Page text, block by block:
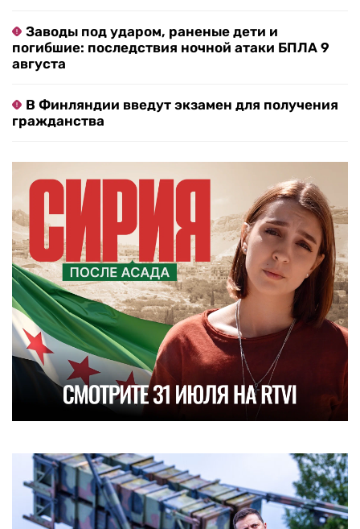
Заводы под ударом, раненые дети и
погибшие: последствия ночной атаки БПЛА 9
августа
В Финляндии введут экзамен для получения
гражданства